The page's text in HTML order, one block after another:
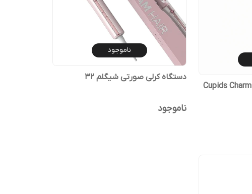
فر کننده مو شیگلم مدل Cupids Charm
ناموجود
دستگاه کرلی صورتی شیگلم ۳۲
ناموجود